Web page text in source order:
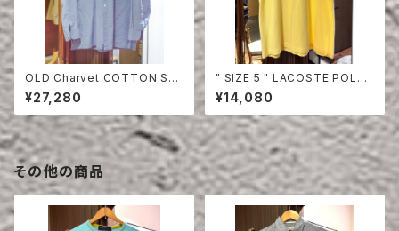
OLD Charvet COTTON SHI
RT
¥27,280
" SIZE 5 " LACOSTE POLO
SHIRT YELLOW
¥14,080
その他の商品